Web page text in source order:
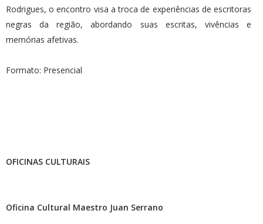
Rodrigues, o encontro visa a troca de experiências de escritoras
negras da região, abordando suas escritas, vivências e
memórias afetivas.
Formato: Presencial
OFICINAS CULTURAIS
Oficina Cultural Maestro Juan Serrano